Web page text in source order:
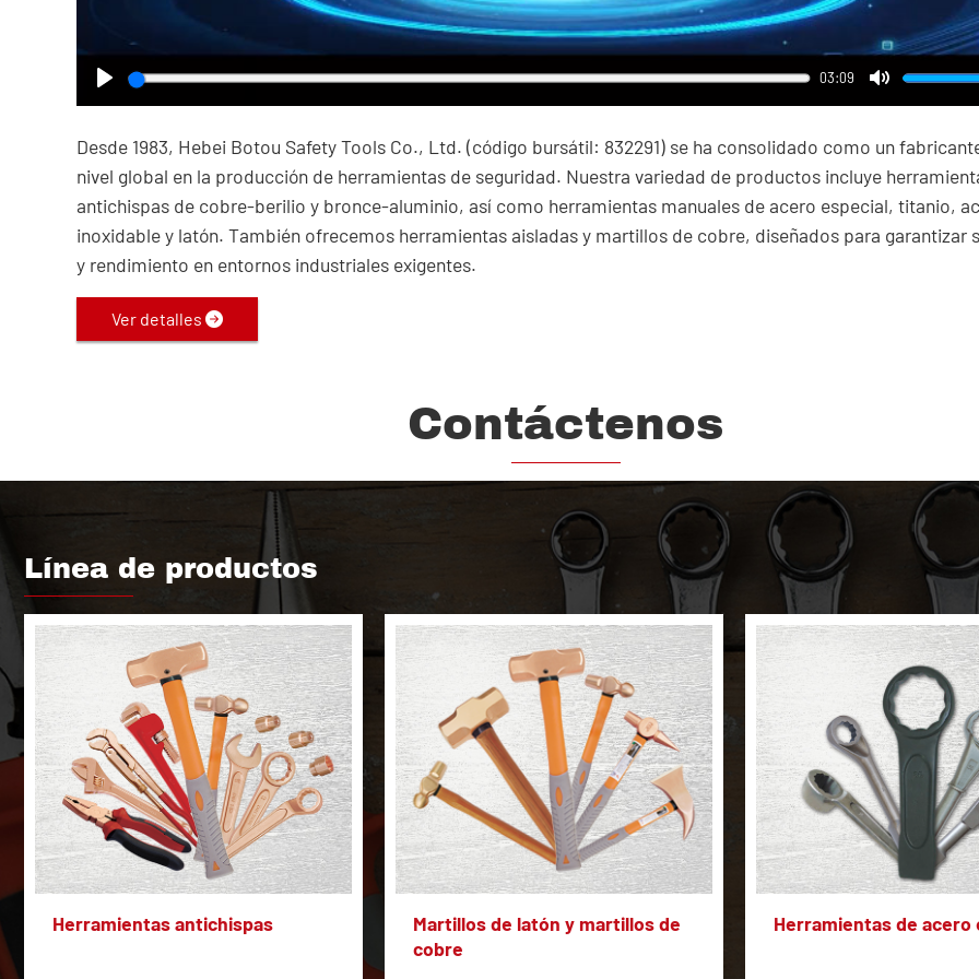
Play
03:09
Mute
Desde 1983, Hebei Botou Safety Tools Co., Ltd. (código bursátil: 832291) se ha consolidado como un
nivel global en la producción de herramientas de seguridad. Nuestra variedad de productos incluye
antichispas de cobre-berilio y bronce-aluminio, así como herramientas manuales de acero especial, titanio,
inoxidable y latón. También ofrecemos herramientas aisladas y martillos de cobre, diseñados para garantizar
y rendimiento en entornos industriales exigentes.
Ver detalles
Contáctenos
Línea de productos
Herramientas antichispas
Martillos de latón y martillos de
cobre
Herramientas de acero